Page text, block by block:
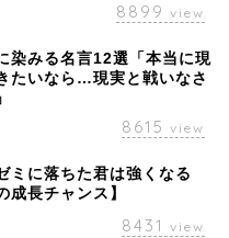
8899 view
染みる名言12選「本当に現
たいなら…現実と戦いなさ
8615 view
ミに落ちた君は強くなる
成長チャンス】
8431 view